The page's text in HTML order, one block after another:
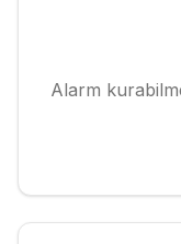
Alarm